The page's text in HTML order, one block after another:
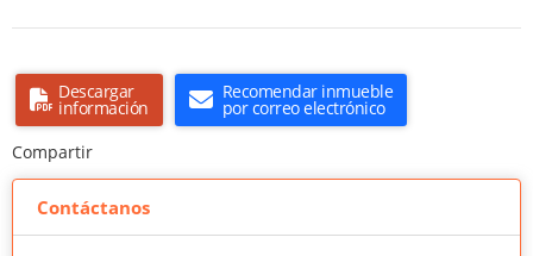
Descargar
información
Recomendar inmueble
por correo electrónico
Compartir
Contáctanos